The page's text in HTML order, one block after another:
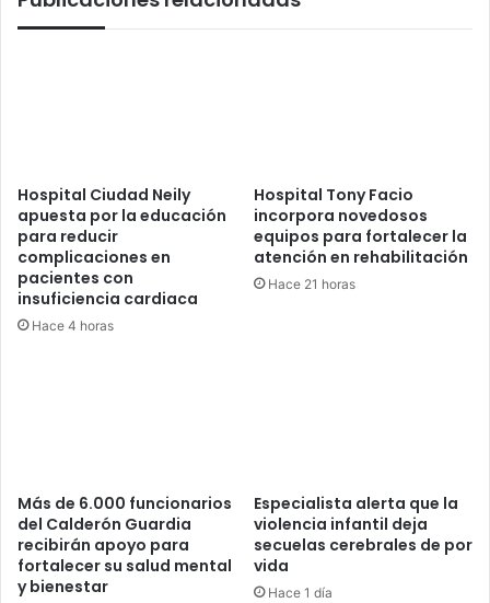
Hospital Ciudad Neily
apuesta por la educación
para reducir
complicaciones en
pacientes con
insuficiencia cardiaca
Hace 4 horas
Hospital Tony Facio
incorpora novedosos
equipos para fortalecer la
atención en rehabilitación
Hace 21 horas
Más de 6.000 funcionarios
del Calderón Guardia
recibirán apoyo para
fortalecer su salud mental
y bienestar
Especialista alerta que la
violencia infantil deja
secuelas cerebrales de por
vida
Hace 1 día